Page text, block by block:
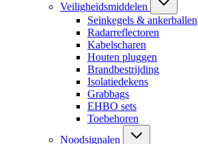
Veiligheidsmiddelen
Seinkegels & ankerballen
Radarreflectoren
Kabelscharen
Houten pluggen
Brandbestrijding
Isolatiedekens
Grabbags
EHBO sets
Toebehoren
Noodsignalen